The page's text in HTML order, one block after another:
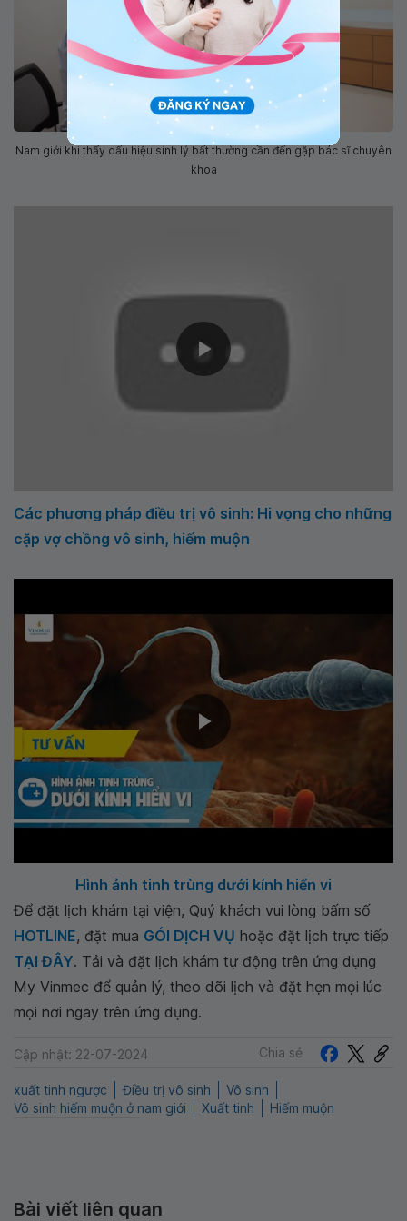
Nam giới khi thấy dấu hiệu sinh lý bất thường cần đến gặp bác sĩ chuyên
khoa
Các phương pháp điều trị vô sinh: Hi vọng cho những
cặp vợ chồng vô sinh, hiếm muộn
Hình ảnh tinh trùng dưới kính hiển vi
Để đặt lịch khám tại viện, Quý khách vui lòng bấm số
HOTLINE, đặt mua GÓI DỊCH VỤ hoặc đặt lịch trực tiếp
TẠI ĐÂY. Tải và đặt lịch khám tự động trên ứng dụng
My Vinmec để quản lý, theo dõi lịch và đặt hẹn mọi lúc
mọi nơi ngay trên ứng dụng.
Cập nhật: 22-07-2024 Chia sẻ
xuất tinh ngược Điều trị vô sinh
Vô sinh
Vô sinh hiếm muộn ở nam giới
Xuất tinh Hiếm muộn
Bài viết liên quan